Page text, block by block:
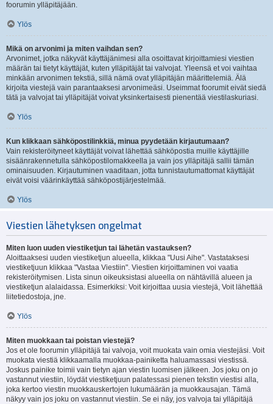
foorumin ylläpitäjään.
Ylös
Mikä on arvonimi ja miten vaihdan sen?
Arvonimet, jotka näkyvät käyttäjänimesi alla osoittavat kirjoittamiesi viestien
määrän tai tietyt käyttäjät, kuten ylläpitäjät tai valvojat. Yleensä et voi vaihtaa
minkään arvonimen tekstiä, sillä nämä ovat ylläpitäjän määrittelemiä. Älä
kirjoita viestejä vain parantaaksesi arvonimeäsi. Useimmat foorumit eivät siedä
tätä ja valvojat tai ylläpitäjät voivat yksinkertaisesti pienentää viestilaskuriasi.
Ylös
Kun klikkaan sähköpostilinkkiä, minua pyydetään kirjautumaan?
Vain rekisteröityneet käyttäjät voivat lähettää sähköpostia muille käyttäjille
sisäänrakennetulla sähköpostilomakkeella ja vain jos ylläpitäjä sallii tämän
ominaisuuden. Kirjautuminen vaaditaan, jotta tunnistautumattomat käyttäjät
eivät voisi väärinkäyttää sähköpostijärjestelmää.
Ylös
Viestien lähetyksen ongelmat
Miten luon uuden viestiketjun tai lähetän vastauksen?
Aloittaaksesi uuden viestiketjun alueella, klikkaa "Uusi Aihe". Vastataksesi
viestiketjuun klikkaa "Vastaa Viestiin". Viestien kirjoittaminen voi vaatia
rekisteröitymisen. Lista sinun oikeuksistasi alueella on nähtävillä alueen ja
viestiketjun alalaidassa. Esimerkiksi: Voit kirjoittaa uusia viestejä, Voit lähettää
liitetiedostoja, jne.
Ylös
Miten muokkaan tai poistan viestejä?
Jos et ole foorumin ylläpitäjä tai valvoja, voit muokata vain omia viestejäsi. Voit
muokata viestiä klikkaamalla muokkaa-painiketta haluamassasi viestissä.
Joskus painike toimii vain tietyn ajan viestin luomisen jälkeen. Jos joku on jo
vastannut viestiin, löydät viestiketjuun palatessasi pienen tekstin viestisi alla,
joka kertoo viestin muokkauskertojen lukumäärän ja muokkausajan. Tämä
näkyy vain jos joku on vastannut viestiin. Se ei näy, jos valvoja tai ylläpitäjä